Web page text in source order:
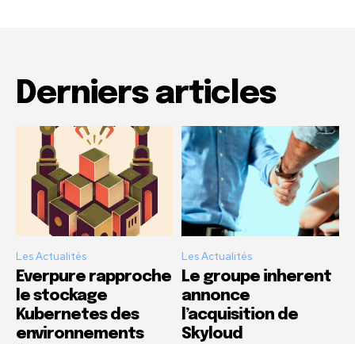
Derniers articles
Les Actualités
Everpure rapproche
le stockage
Kubernetes des
environnements
Les Actualités
Le groupe inherent
annonce
l’acquisition de
Skyloud